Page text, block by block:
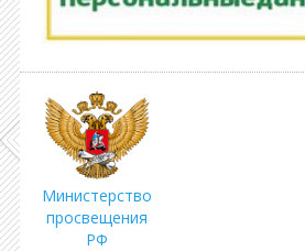
Министерство
просвещения
РФ